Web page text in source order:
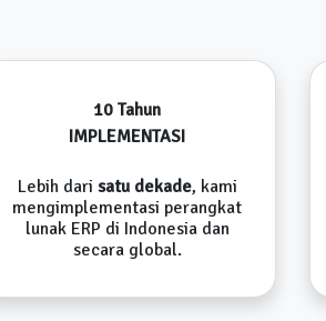
10 Tahun
IMPLEMENTASI
Lebih dari satu dekade, kami
mengimplementasi perangkat
lunak ERP di Indonesia dan
secara global.